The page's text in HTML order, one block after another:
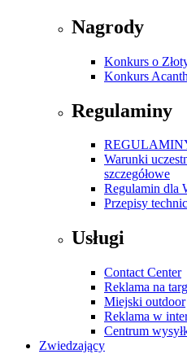
Nagrody
Konkurs o
Konkurs
Regulaminy
Warunki
szczegółowe
Regulamin dla
Przepisy
Usługi
Contact Center
Reklama na
Miejski outdoor
Reklama w
Centrum
Zwiedzający